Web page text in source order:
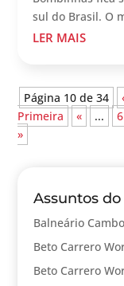
sul do Brasil. O
LER MAIS
Página 10 de 34
Primeira
« ... 6
»
Assuntos
Balneário
Beto Carrero
Beto Carrero